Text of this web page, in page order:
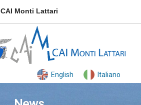
CAI Monti Lattari
English Italiano